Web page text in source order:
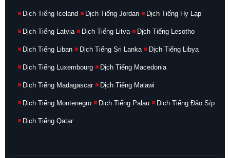
Dịch Tiếng Iceland Dịch Tiếng Jordan Dịch Tiếng Hy Lạp
Dịch Tiếng Latvia Dịch Tiếng Litva Dịch Tiếng Lesotho
Dịch Tiếng Liban Dịch Tiếng Sri Lanka Dịch Tiếng Libya
Dịch Tiếng Luxembourg Dịch Tiếng Macedonia
Dịch Tiếng Madagascar Dịch Tiếng Malawi
Dịch Tiếng Montenegro Dịch Tiếng Palau Dịch Tiếng Đảo Síp
Dịch Tiếng Qatar